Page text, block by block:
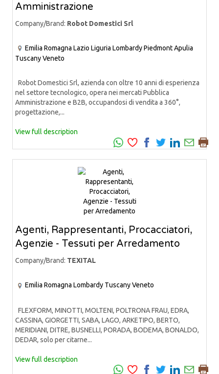
Amministrazione
Company/Brand: Robot Domestici Srl
Emilia Romagna Lazio Liguria LombardyPiedmontApulia
TuscanyVeneto
Robot Domestici Srl, azienda con oltre 10 anni di esperienza
nel settore tecnologico, opera nei mercati Pubblica
Amministrazione e B2B, occupandosi di vendita a 360°,
progettazione,...
View full description
Agenti, Rappresentanti, Procacciatori,
Agenzie - Tessuti per Arredamento
Company/Brand: TEXITAL
Emilia Romagna Lombardy TuscanyVeneto
FLEXFORM, MINOTTI, MOLTENI, POLTRONA FRAU, EDRA,
CASSINA, GIORGETTI, SABA, LAGO, ARKETIPO, BERTO,
MERIDIANI, DITRE, BUSNELLI, PORADA, BODEMA, BONALDO,
DEDAR, solo per citarne...
View full description